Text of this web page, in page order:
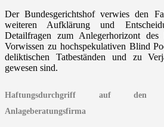
Der Bundesgerichtshof verwies den
weiteren Aufklärung und
Detailfragen zum Anlegerhorizont
Vorwissen zu hochspekulativen Blind
deliktischen Tatbeständen und zu
gewesen sind.
Haftungsdurchgriff auf den
Anlageberatungsfirma